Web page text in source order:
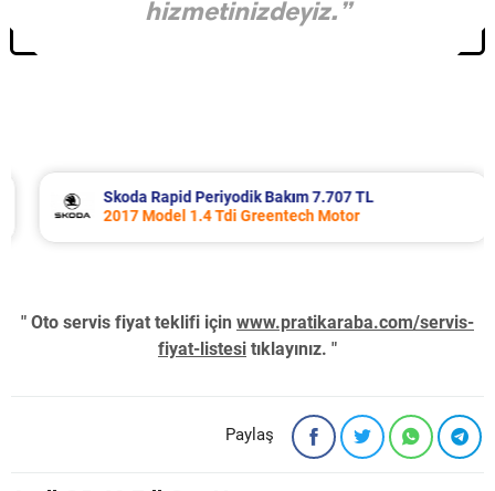
hizmetinizdeyiz.”
Skoda Rapid Periyodik Bakım 7.707 TL
2017 Model 1.4 Tdi Greentech Motor
" Oto servis fiyat teklifi için www.pratikaraba.com/servis-
fiyat-listesi tıklayınız. "
Paylaş